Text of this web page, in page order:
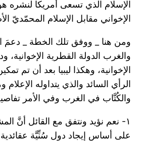
الإسلام الذي تسعى أمريكا لنشره
الإخواني مقابل الإسلام المحمّديّ
ومن هنا _ ووفق تلك الخطة _ دعمَ
والغرب الدولة القطرية الإخوانية،
الإخوانية، وهكذا ليبيا بعد أن تم
الرأي السائد والذي يتداوله
والكُتَّاب في الغرب وفي الأمر
١- نعم نؤيد ونتفق مع القائل أنَّ
على أساس إيجاد دول سُنِّيَّة